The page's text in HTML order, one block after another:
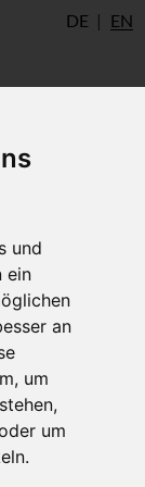
und
ein
an
um
um
DE EN